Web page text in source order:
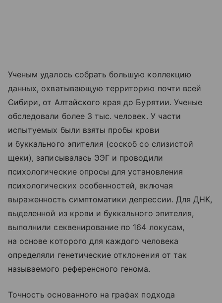
Ученым удалось собрать большую коллекцию
данных, охватывающую территорию почти всей
Сибири, от Алтайского края до Бурятии. Ученые
обследовали более 3 тыс. человек. У части
испытуемых были взяты пробы крови
и буккального эпителия (соскоб со слизистой
щеки), записывалась ЭЭГ и проводили
психологические опросы для установления
психологических особенностей, включая
выраженность симптоматики депрессии. Для ДНК,
выделенной из крови и буккального эпителия,
выполнили секвенирование по 164 локусам,
на основе которого для каждого человека
определяли генетические отклонения от так
называемого референсного генома.
Точность основанного на графах подхода